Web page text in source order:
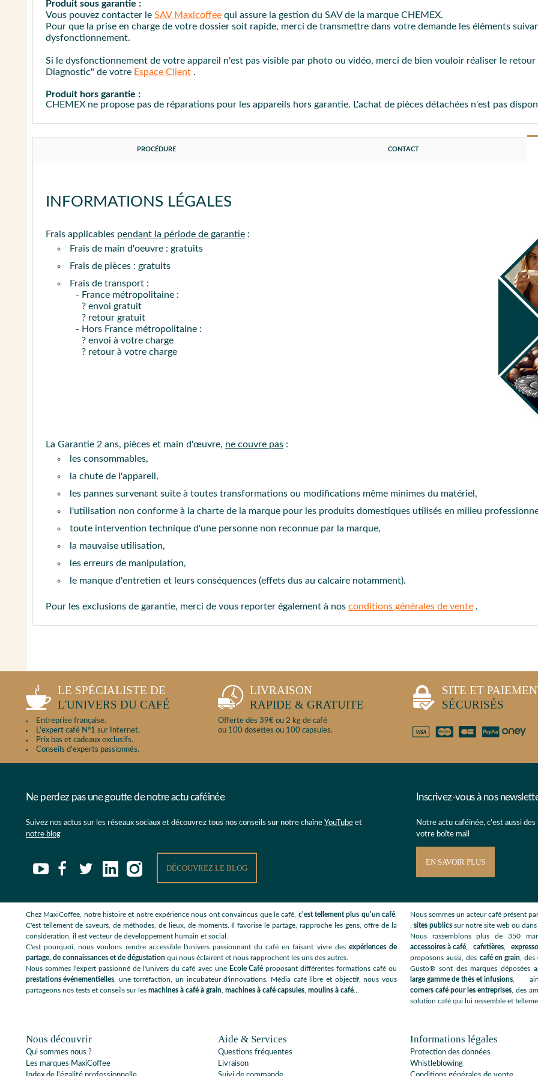
Produit sous garantie :
Vous pouvez contacter le SAV Maxicoffee qui assure la gestion du SAV de la marque CHEMEX.
Pour que la prise en charge de votre dossier soit rapide, merci de transmettre dans votre demande les éléments
dysfonctionnement.
Si le dysfonctionnement de votre appareil n'est pas visible par photo ou vidéo, merci de bien vouloir réaliser le
Diagnostic" de votre Espace Client .
Produit hors garantie :
CHEMEX ne propose pas de réparations pour les appareils hors garantie. L'achat de pièces détachées n'est pas
PROCÉDURE CONTACT
INFORMATIONS LÉGALES
Frais applicables pendant la période de garantie :
Frais de main d'oeuvre : gratuits
Frais de pièces : gratuits
Frais de transport :
- France métropolitaine :
? envoi gratuit
? retour gratuit
- Hors France métropolitaine :
? envoi à votre charge
? retour à votre charge
La Garantie 2 ans, pièces et main d'œuvre, ne couvre pas :
les consommables,
la chute de l'appareil,
les pannes survenant suite à toutes transformations ou modifications même minimes du matériel,
l'utilisation non conforme à la charte de la marque pour les produits domestiques utilisés en milieu
toute intervention technique d'une personne non reconnue par la marque,
la mauvaise utilisation,
les erreurs de manipulation,
le manque d'entretien et leurs conséquences (effets dus au calcaire notamment).
Pour les exclusions de garantie, merci de vous reporter également à nos conditions générales de vente .
LE SPÉCIALISTE DE
L'UNIVERS DU CAFÉ
Entreprise française.
L'expert café N°1 sur Internet.
Prix bas et cadeaux exclusifs.
Conseils d'experts passionnés.
LIVRAISON
RAPIDE & GRATUITE
Offerte dès 39€ ou 2 kg de café
ou 100 dosettes ou 100 capsules.
SITE ET
SÉCURISÉS
Ne perdez pas une goutte de notre actu caféinée
Suivez nos actus sur les réseaux sociaux et découvrez tous nos conseils sur notre chaîne YouTube et
notre blog
DÉCOUVREZ LE BLOG
Inscrivez-vous à nos
Notre actu caféinée, c’est aussi
votre boîte mail
EN SAVOIR PLUS
Chez MaxiCoffee, notre histoire et notre expérience nous ont convaincus que le café, c'est tellement plus qu'un café.
C'est tellement de saveurs, de méthodes, de lieux, de moments. Il favorise le partage, rapproche les gens, offre de la
considération, il est vecteur de développement humain et social.
C'est pourquoi, nous voulons rendre accessible l'univers passionnant du café en faisant vivre des expériences de
partage, de connaissances et de dégustation qui nous éclairent et nous rapprochent les uns des autres.
Nous sommes l'expert passionné de l'univers du café avec une Ecole Caféproposant différentes formations café ou
prestations événementielles , une torréfaction, un incubateur d'innovations. Média café libre et objectif, nous vous
partageons nos tests et conseils sur les machines à café à grain machines à café capsules moulins à café...
Nous sommes un acteur café présent
sites publics sur notre site web ou
Nous rassemblons plus de 350
accessoires à café
cafetières
proposons aussi, des café en grain, des
Gusto® sont des marques déposées
large gamme de thés et infusions ,
corners café pour les entreprises , des
solution café qui lui ressemble et
Nous découvrir
Qui sommes nous ?
Les marques MaxiCoffee
Aide & Services
Questions fréquentes
Livraison
Informations légales
Protection des données
Whistleblowing